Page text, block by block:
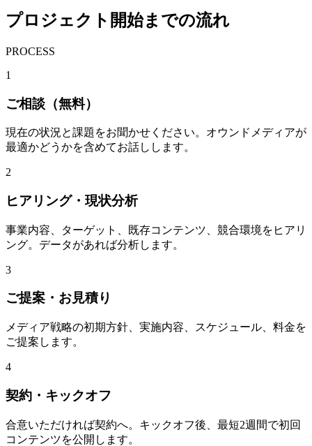
プロジェクト開始までの流れ
PROCESS
1
ご相談（無料）
現在の状況と課題をお聞かせください。オウンドメディアが
最適かどうかを含めてお話しします。
2
ヒアリング・現状分析
事業内容、ターゲット、既存コンテンツ、競合環境をヒアリ
ング。データがあれば分析します。
3
ご提案・お見積り
メディア戦略の初期方針、実施内容、スケジュール、料金を
ご提案します。
4
契約・キックオフ
合意いただければ契約へ。キックオフ後、最短2週間で初回
コンテンツを公開します。